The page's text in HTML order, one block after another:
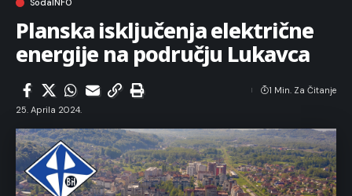
SodaINFO
Planska isključenja električne
energije na području Lukavca
25. Aprila 2024.
1 Min. Za Čitanje